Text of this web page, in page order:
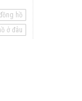
hồ
ở đâu